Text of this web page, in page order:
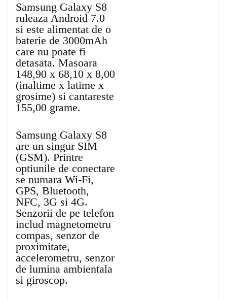
Samsung Galaxy S8
ruleaza Android 7.0
si este alimentat de o
baterie de 3000mAh
care nu poate fi
detasata. Masoara
148,90 x 68,10 x 8,00
(inaltime x latime x
grosime) si cantareste
155,00 grame.
Samsung Galaxy S8
are un singur SIM
(GSM). Printre
optiunile de conectare
se numara Wi-Fi,
GPS, Bluetooth,
NFC, 3G si 4G.
Senzorii de pe telefon
includ magnetometru
compas, senzor de
proximitate,
accelerometru, senzor
de lumina ambientala
si giroscop.